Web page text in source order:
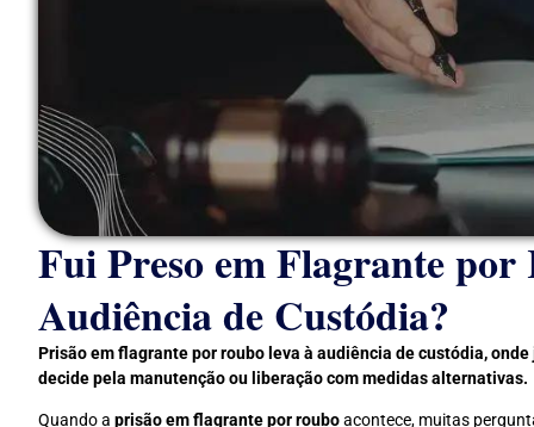
Fui Preso em Flagrante por
Audiência de Custódia?
Prisão em flagrante por roubo leva à audiência de custódia,
decide pela manutenção ou liberação com medidas alternativas.
Quando a prisão em flagrante por rouboacontece, muitas